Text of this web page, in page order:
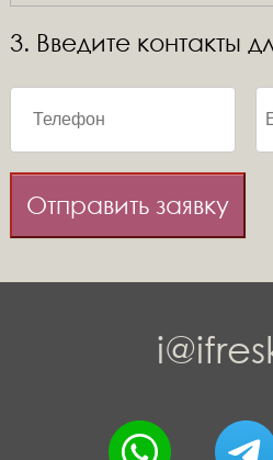
3. Введите контакты
Отправить заявку